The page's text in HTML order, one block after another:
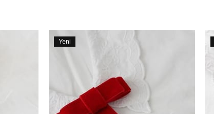
Yeni